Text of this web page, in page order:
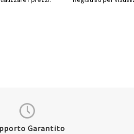
Garantito